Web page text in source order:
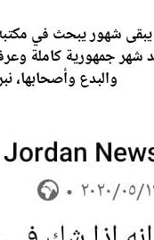
شهور يبحث في
جمهورية كاملة
والبدع وأصحابها،